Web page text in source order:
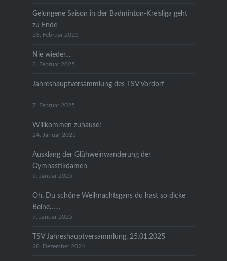
Gelungene Saison in der Badminton-Kreisliga geht
zu Ende
23. Februar 2025
Nie wieder…
8. Februar 2025
Jahreshauptversammlung des TSV Vordorf
7. Februar 2025
Willkommen zuhause!
24. Januar 2025
Ausklang der Glühweinwanderung der
Gymnastikdamen
9. Januar 2025
Oh, Du schöne Weihnachtsgans du hast so dicke
Beine……
7. Januar 2025
TSV Jahreshauptversammlung, 25.01.2025
28. Dezember 2024